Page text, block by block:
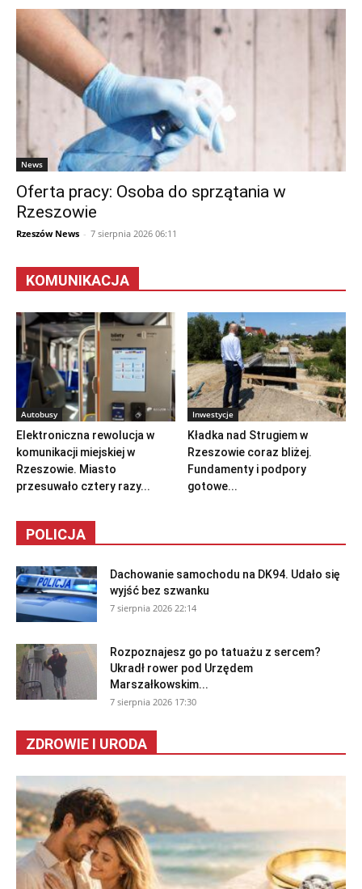
News
Oferta pracy: Osoba do sprzątania w
Rzeszowie
Rzeszów News - 7 sierpnia 2026 06:11
KOMUNIKACJA
Autobusy
Elektroniczna rewolucja w
komunikacji miejskiej w
Rzeszowie. Miasto
przesuwało cztery razy...
Inwestycje
Kładka nad Strugiem w
Rzeszowie coraz bliżej.
Fundamenty i podpory
gotowe...
POLICJA
Dachowanie samochodu na DK94. Udało się
wyjść bez szwanku
7 sierpnia 2026 22:14
Rozpoznajesz go po tatuażu z sercem?
Ukradł rower pod Urzędem
Marszałkowskim...
7 sierpnia 2026 17:30
ZDROWIE I URODA